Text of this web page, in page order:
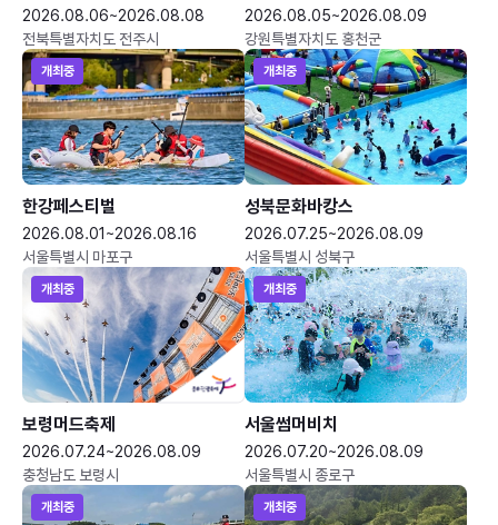
2026.08.06~2026.08.08
전북특별자치도 전주시
2026.08.05~2026.08.09
강원특별자치도 홍천군
개최중
한강페스티벌
2026.08.01~2026.08.16
서울특별시 마포구
개최중
성북문화바캉스
2026.07.25~2026.08.09
서울특별시 성북구
개최중
보령머드축제
2026.07.24~2026.08.09
충청남도 보령시
개최중
서울썸머비치
2026.07.20~2026.08.09
서울특별시 종로구
개최중 개최중